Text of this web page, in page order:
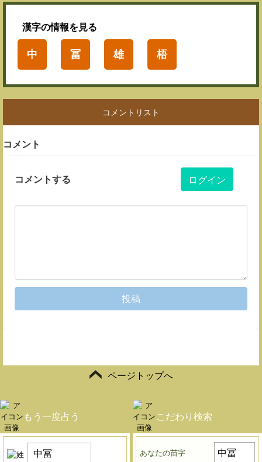
漢字の情報を見る
中 冨 雄 梧
コメントリスト
コメント
コメントする ログイン
投稿
ページトップへ
もう一度占う こだわり検索
あなたの苗字